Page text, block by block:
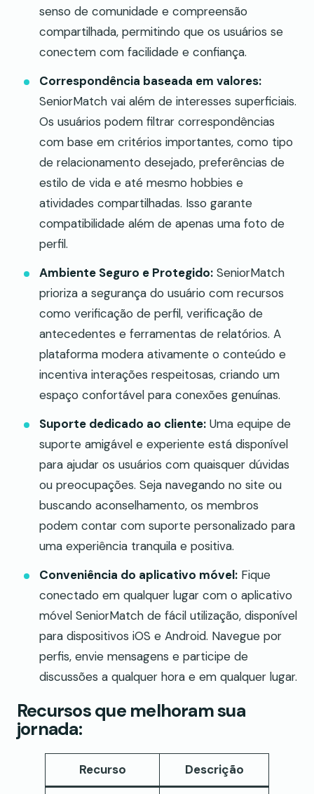
senso de comunidade e compreensão
compartilhada, permitindo que os usuários se
conectem com facilidade e confiança.
Correspondência baseada em valores:
SeniorMatch vai além de interesses superficiais.
Os usuários podem filtrar correspondências
com base em critérios importantes, como tipo
de relacionamento desejado, preferências de
estilo de vida e até mesmo hobbies e
atividades compartilhadas. Isso garante
compatibilidade além de apenas uma foto de
perfil.
Ambiente Seguro e Protegido: SeniorMatch
prioriza a segurança do usuário com recursos
como verificação de perfil, verificação de
antecedentes e ferramentas de relatórios. A
plataforma modera ativamente o conteúdo e
incentiva interações respeitosas, criando um
espaço confortável para conexões genuínas.
Suporte dedicado ao cliente: Uma equipe de
suporte amigável e experiente está disponível
para ajudar os usuários com quaisquer dúvidas
ou preocupações. Seja navegando no site ou
buscando aconselhamento, os membros
podem contar com suporte personalizado para
uma experiência tranquila e positiva.
Conveniência do aplicativo móvel: Fique
conectado em qualquer lugar com o aplicativo
móvel SeniorMatch de fácil utilização, disponível
para dispositivos iOS e Android. Navegue por
perfis, envie mensagens e participe de
discussões a qualquer hora e em qualquer lugar.
Recursos que melhoram sua
jornada:
Recurso Descrição